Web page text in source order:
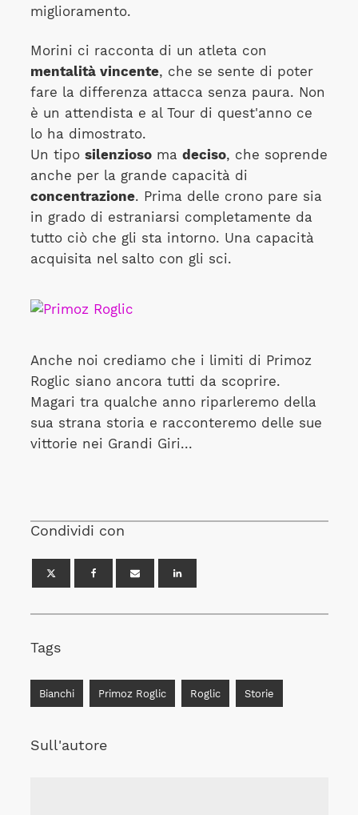
miglioramento.
Morini ci racconta di un atleta con
mentalità vincente, che se sente di poter
fare la differenza attacca senza paura. Non
è un attendista e al Tour di quest'anno ce
lo ha dimostrato.
Un tipo silenziosoma deciso, che soprende
anche per la grande capacità di
concentrazione. Prima delle crono pare sia
in grado di estraniarsi completamente da
tutto ciò che gli sta intorno. Una capacità
acquisita nel salto con gli sci.
Anche noi crediamo che i limiti di Primoz
Roglic siano ancora tutti da scoprire.
Magari tra qualche anno riparleremo della
sua strana storia e racconteremo delle sue
vittorie nei Grandi Giri...
Condividi con
Tags
Bianchi Primoz Roglic Roglic Storie
Sull'autore